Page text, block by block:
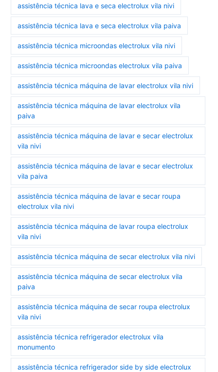
assistência técnica lava e seca electrolux vila nivi
assistência técnica lava e seca electrolux vila paiva
assistência técnica microondas electrolux vila nivi
assistência técnica microondas electrolux vila paiva
assistência técnica máquina de lavar electrolux vila nivi
assistência técnica máquina de lavar electrolux vila
paiva
assistência técnica máquina de lavar e secar electrolux
vila nivi
assistência técnica máquina de lavar e secar electrolux
vila paiva
assistência técnica máquina de lavar e secar roupa
electrolux vila nivi
assistência técnica máquina de lavar roupa electrolux
vila nivi
assistência técnica máquina de secar electrolux vila nivi
assistência técnica máquina de secar electrolux vila
paiva
assistência técnica máquina de secar roupa electrolux
vila nivi
assistência técnica refrigerador electrolux vila
monumento
assistência técnica refrigerador side by side electrolux